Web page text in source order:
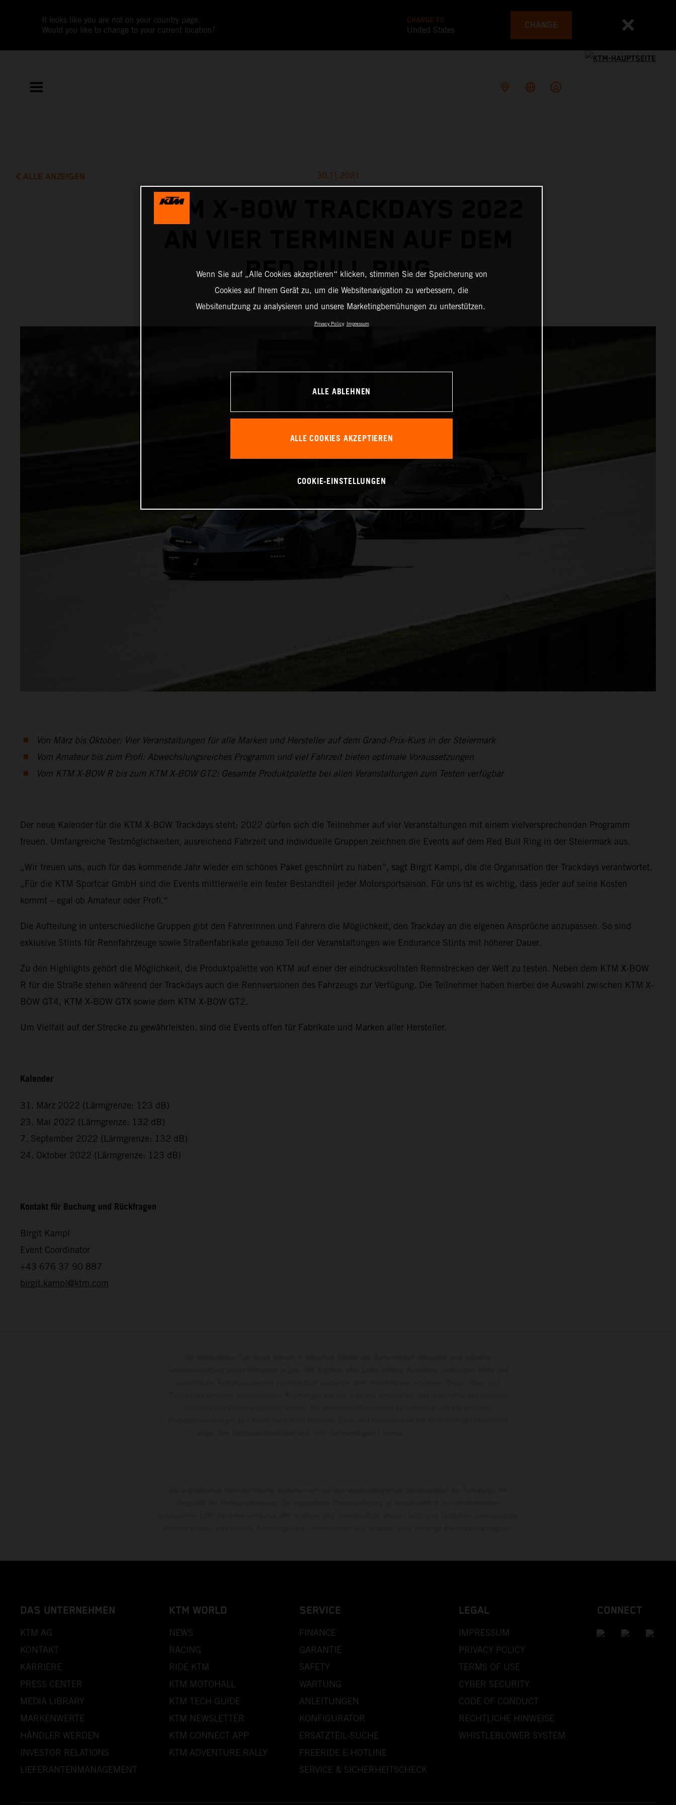
It looks like you are not on your country page.
Would you like to change to your current location?
CHANGE TO
United States CHANGE
ALLE ANZEIGEN 30.11.2021
KTM X-BOW TRACKDAYS 2022
RED BULL RING
Von März bis Oktober: Vier Veranstaltungen für alle Marken und Hersteller auf dem Grand-Prix-Kurs in der Steiermark
Vom Amateur bis zum Profi: Abwechslungsreiches Programm und viel Fahrzeit bieten optimale Voraussetzungen
Vom KTM X-BOW R bis zum KTM X-BOW GT2: Gesamte Produktpalette bei allen Veranstaltungen zum Testen verfügbar
Der neue Kalender für die KTM X-BOW Trackdays steht: 2022 dürfen sich die Teilnehmer auf vier Veranstaltungen mit einem vielversprechenden Programm
freuen. Umfangreiche Testmöglichkeiten, ausreichend Fahrzeit und individuelle Gruppen zeichnen die Events auf dem Red Bull Ring in der Steiermark aus.
„Wir freuen uns, auch für das kommende Jahr wieder ein schönes Paket geschnürt zu haben“, sagt Birgit Kampl, die die Organisation der Trackdays verantwortet.
„Für die KTM Sportcar GmbH sind die Events mittlerweile ein fester Bestandteil jeder Motorsportsaison. Für uns ist es wichtig, dass jeder auf seine Kosten
kommt – egal ob Amateur oder Profi.“
Die Aufteilung in unterschiedliche Gruppen gibt den Fahrerinnen und Fahrern die Möglichkeit, den Trackday an die eigenen Ansprüche anzupassen. So sind
exklusive Stints für Rennfahrzeuge sowie Straßenfabrikate genauso Teil der Veranstaltungen wie Endurance Stints mit höherer Dauer.
Zu den Highlights gehört die Möglichkeit, die Produktpalette von KTM auf einer der eindrucksvollsten Rennstrecken der Welt zu testen. Neben dem KTM X-BOW
R für die Straße stehen während der Trackdays auch die Rennversionen des Fahrzeugs zur Verfügung. Die Teilnehmer haben hierbei die Auswahl zwischen KTM X-
BOW GT4, KTM X-BOW GTX sowie dem KTM X-BOW GT2.
Um Vielfalt auf der Strecke zu gewährleisten, sind die Events offen für Fabrikate und Marken aller Hersteller.
Kalender
31. März 2022 (Lärmgrenze: 123 dB)
23. Mai 2022 (Lärmgrenze: 132 dB)
7. September 2022 (Lärmgrenze: 132 dB)
24. Oktober 2022 (Lärmgrenze: 123 dB)
Kontakt für Buchung und Rückfragen
Birgit Kampl
Event Coordinator
+43 676 37 90 887
birgit.kampl@ktm.com
DAS UNTERNEHMEN
KTM AG
KONTAKT
KARRIERE
PRESS CENTER
MEDIA LIBRARY
MARKENWERTE
HÄNDLER WERDEN
INVESTOR RELATIONS
LIEFERANTENMANAGEMENT
KTM WORLD
NEWS
RACING
RIDE KTM
KTM MOTOHALL
KTM TECH GUIDE
KTM NEWSLETTER
KTM CONNECT APP
KTM ADVENTURE RALLY
SERVICE
FINANCE
GARANTIE
SAFETY
WARTUNG
ANLEITUNGEN
KONFIGURATOR
ERSATZTEIL-SUCHE
FREERIDE E-HOTLINE
SERVICE & SICHERHEITSCHECK
LEGAL
IMPRESSUM
PRIVACY POLICY
TERMS OF USE
CYBER SECURITY
CODE OF CONDUCT
RECHTLICHE HINWEISE
WHISTLEBLOWER SYSTEM
CONNECT
Wenn Sie auf „Alle Cookies akzeptieren“ klicken, stimmen Sie der Speicherung von
Cookies auf Ihrem Gerät zu, um die Websitenavigation zu verbessern, die
Websitenutzung zu analysieren und unsere Marketingbemühungen zu unterstützen.
Privacy Policy Impressum
ALLE ABLEHNEN
ALLE COOKIES AKZEPTIEREN
COOKIE-EINSTELLUNGEN